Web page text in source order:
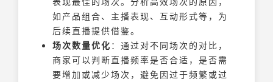
如产品组合、主播表现、互动形式等，为
后续直播提供借鉴。
场次数量优化 ：通过对不同场次的对比，
商家可以判断直播频率是否合适，是否需
要增加或减少场次，避免因过于频繁或过